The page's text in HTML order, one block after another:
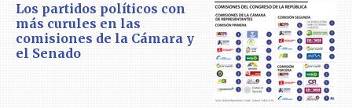
Los partidos políticos con
más curules en las
comisiones de la Cámara y
el Senado